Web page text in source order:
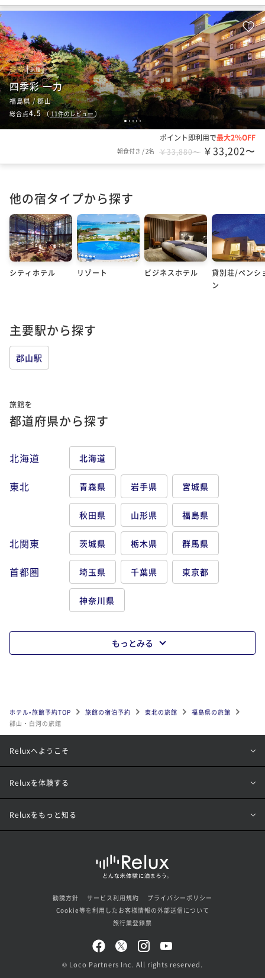
1 2 345
旅館
四季彩 一力
福島県 / 郡山
総合点4.5（11件のレビュー）
ポイント即利用で最大2％OFF
朝食付き /2名 ￥33,880〜 ￥33,202〜
他の宿タイプから探す
シティホテル リゾート ビジネスホテル
貸別荘/ペンシ
ン
主要駅から探す
郡山駅
旅館を
都道府県から探す
北海道 北海道
東北 青森県 岩手県 宮城県
秋田県 山形県 福島県
北関東 茨城県 栃木県 群馬県
首都圏 埼玉県 千葉県 東京都
神奈川県
もっとみる
ホテル•旅館予約TOP 旅館の宿泊予約 東北の旅館
福島県の旅館
郡山・白河の旅館
Reluxへようこそ
Reluxを体験する
Reluxをもっと知る
勧誘方針 サービス利用規約
プライバシーポリシー
Cookie等を利用したお客様情報の外部送信について
旅行業登録票
© Loco Partners Inc. All rights reserved.